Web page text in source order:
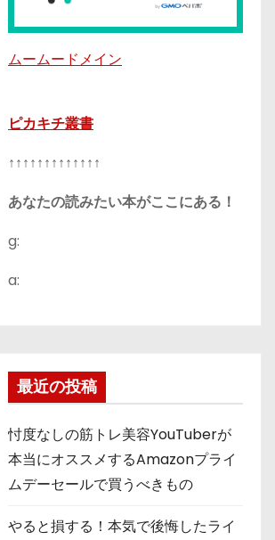
ムームードメイン
ピカキチ叢書
↑↑↑↑↑↑↑↑↑↑↑↑↑
あなたの読みたい本がここにある！
g:
a:
最近の投稿
忖度なしの筋トレ美容YouTuberが
本当にオススメするAmazonプライ
ムデーセールで買うべきもの
やると損する！本気で後悔したライ